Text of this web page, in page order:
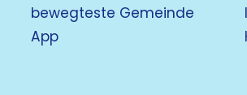
bewegteste Gemeinde
App